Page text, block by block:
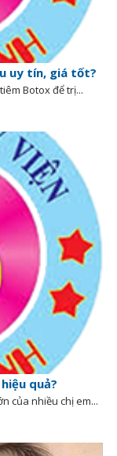
uy tín, giá tốt?
Botox để trị...
quả?
của nhiều chị em...